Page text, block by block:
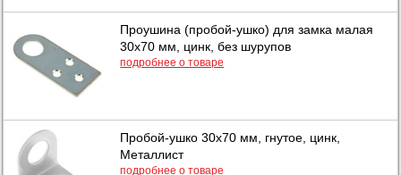
Проушина (пробой-ушко) для замка малая
30х70 мм, цинк, без шурупов
подробнее о товаре
Пробой-ушко 30х70 мм, гнутое, цинк,
Металлист
подробнее о товаре